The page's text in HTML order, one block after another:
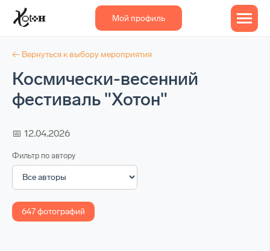
Мой профиль
← Вернуться к выбору мероприятия
Космически-весенний
фестиваль "Хотон"
📅 12.04.2026
Фильтр по автору
647 фотографий